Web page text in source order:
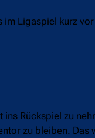
Ligaspiel kurz
Rückspiel zu
zu bleiben. Das